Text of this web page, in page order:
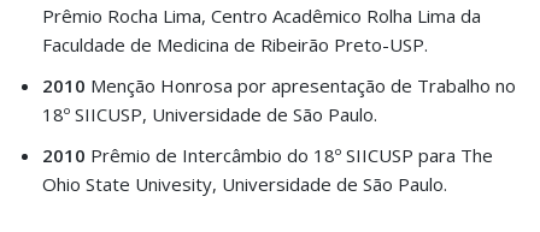
Prêmio Rocha Lima, Centro Acadêmico Rolha Lima da
Faculdade de Medicina de Ribeirão Preto-USP.
2010 Menção Honrosa por apresentação de Trabalho no
18º SIICUSP, Universidade de São Paulo.
2010 Prêmio de Intercâmbio do 18º SIICUSP para The
Ohio State Univesity, Universidade de São Paulo.